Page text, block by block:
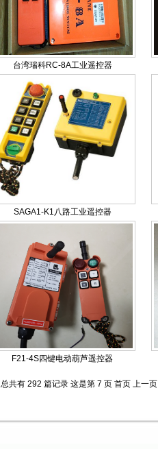
台湾瑞科RC-8A工业遥控器
SAGA1-K1八路工业遥控器
F21-4S四键电动葫芦遥控器
总共有 292 篇记录 这是第 7 页 首页 上一页